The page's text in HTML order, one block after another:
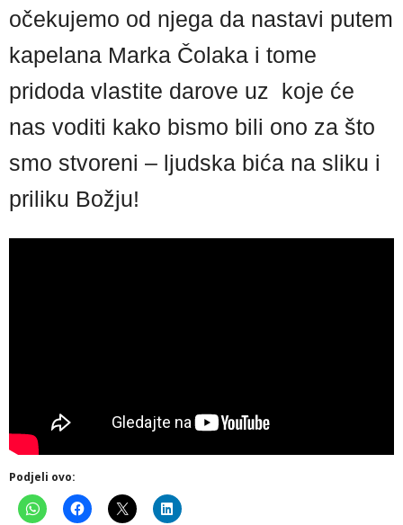
očekujemo od njega da nastavi putem
kapelana Marka Čolaka i tome
pridoda vlastite darove uz koje će
nas voditi kako bismo bili ono za što
smo stvoreni – ljudska bića na sliku i
priliku Božju!
Podjeli ovo: